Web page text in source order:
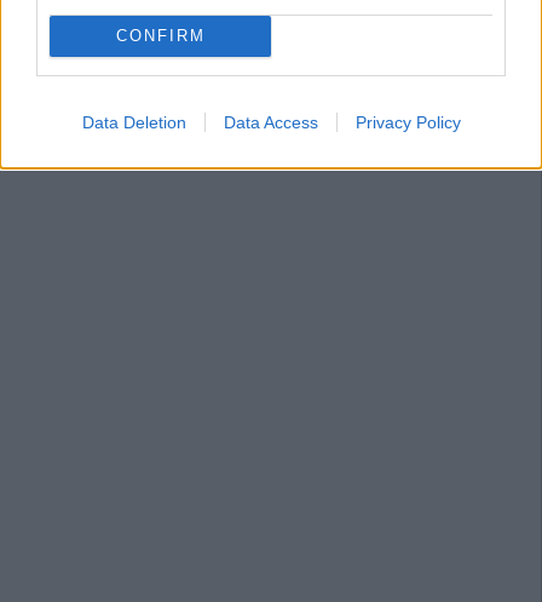
CONFIRM
Data Deletion Data Access Privacy Policy